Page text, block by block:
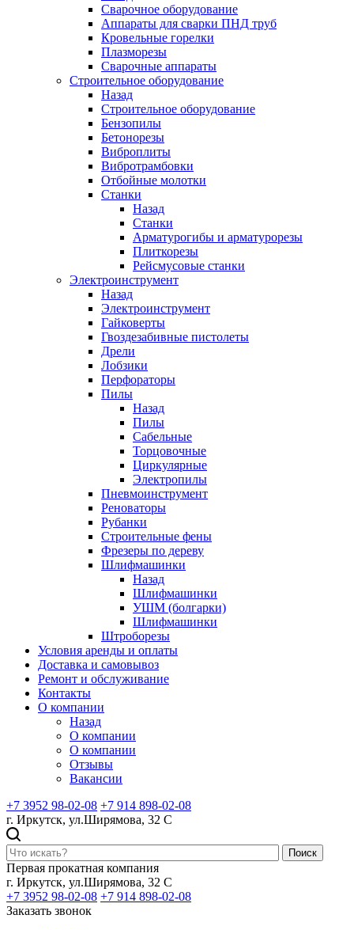
Сварочное оборудование
Аппараты для сварки ПНД труб
Кровельные горелки
Плазморезы
Сварочные аппараты
Строительное оборудование
Назад
Строительное оборудование
Бензопилы
Бетонорезы
Виброплиты
Вибротрамбовки
Отбойные молотки
Станки
Назад
Станки
Арматурогибы и арматурорезы
Плиткорезы
Рейсмусовые станки
Электроинструмент
Назад
Электроинструмент
Гайковерты
Гвоздезабивные пистолеты
Дрели
Лобзики
Перфораторы
Пилы
Назад
Пилы
Сабельные
Торцовочные
Циркулярные
Электропилы
Пневмоинструмент
Реноваторы
Рубанки
Строительные фены
Фрезеры по дереву
Шлифмашинки
Назад
Шлифмашинки
УШМ (болгарки)
Шлифмашинки
Штроборезы
Условия аренды и оплаты
Доставка и самовывоз
Ремонт и обслуживание
Контакты
О компании
Назад
О компании
О компании
Отзывы
Вакансии
+7 3952 98-02-08 +7 914 898-02-08
г. Иркутск, ул.Ширямова, 32 С
Поиск
Первая прокатная компания
г. Иркутск, ул.Ширямова, 32 С
+7 3952 98-02-08 +7 914 898-02-08
Заказать звонок